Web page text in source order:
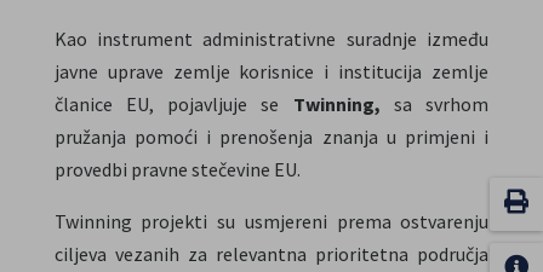
Kao instrument administrativne suradnje između
javne uprave zemlje korisnice i institucija zemlje
članice EU, pojavljuje se Twinning, sa svrhom
pružanja pomoći i prenošenja znanja u primjeni i
provedbi pravne stečevine EU.
Twinning projekti su usmjereni prema ostvarenju
ciljeva vezanih za relevantna prioritetna područja